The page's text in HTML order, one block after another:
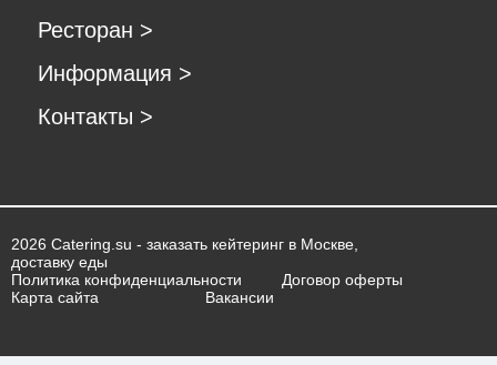
Ресторан >
Информация >
Контакты >
2026 Catering.su - заказать кейтеринг в Москве,
доставку еды
Политика конфиденциальности
Договор оферты
Карта сайта
Вакансии